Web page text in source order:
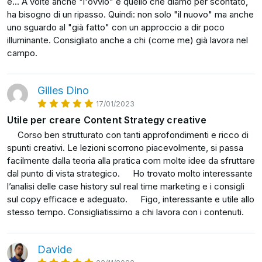
come si progetta una campagna social dalla scelta
del copy alle immagini più performanti per
ingaggiare al meglio il pubblico.
Poi ti farò accedere ai dietro le quinte di campagne
analizzeremo insieme il perché hanno funzionato e
come replicare gli stessi principi di viralità nel tuo
caso specifico.
E molto, molto altro…
Insomma: alla fine di questo corso ti trasferirò gran
parte della mia esperienza specifica su cosa rende un
contenuto memorabile e su come crearne di nuovi,
originali e coinvolgenti per le tue campagne
pubblicitarie.
Seguimi nel corso e iniziamo subito.
“Cloud Marketing Creators, l'evoluzione del
marketing oltre le nuvole” edito da Forbes Italia.
ha bisogno di un ripasso. Quindi: non solo "il nuovo" ma anche
uno sguardo al "già fatto" con un approccio a dir poco
illuminante. Consigliato anche a chi (come me) già lavora nel
campo.
Gilles Dino
17/01/2023
Utile per creare Content Strategy creative
Corso ben strutturato con tanti approfondimenti e ricco di
spunti creativi. Le lezioni scorrono piacevolmente, si passa
facilmente dalla teoria alla pratica com molte idee da sfruttare
dal punto di vista strategico. Ho trovato molto interessante
l’analisi delle case history sul real time marketing e i consigli
sul copy efficace e adeguato. Figo, interessante e utile allo
stesso tempo. Consigliatissimo a chi lavora con i contenuti.
Davide